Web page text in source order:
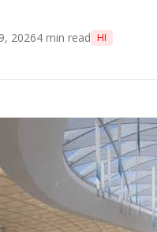
20264 min read HI